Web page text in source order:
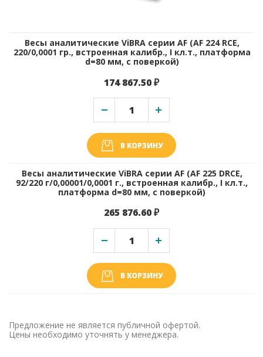
Весы аналитические ViBRA серии AF (AF 224 RCE,
220/0,0001 гр., встроенная калибр., I кл.т., платформа
d=80 мм, с поверкой)
174 867.50 ₽
В КОРЗИНУ
Весы аналитические ViBRA серии AF (AF 225 DRCE,
92/220 г/0,00001/0,0001 г., встроенная калибр., I кл.т.,
платформа d=80 мм, с поверкой)
265 876.60 ₽
В КОРЗИНУ
Предложение не является публичной офертой.
Цены необходимо уточнять у менеджера.